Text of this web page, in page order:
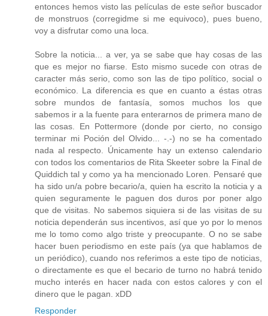
entonces hemos visto las películas de este señor buscador
de monstruos (corregidme si me equivoco), pues bueno,
voy a disfrutar como una loca.
Sobre la noticia... a ver, ya se sabe que hay cosas de las
que es mejor no fiarse. Esto mismo sucede con otras de
caracter más serio, como son las de tipo político, social o
económico. La diferencia es que en cuanto a éstas otras
sobre mundos de fantasía, somos muchos los que
sabemos ir a la fuente para enterarnos de primera mano de
las cosas. En Pottermore (donde por cierto, no consigo
terminar mi Poción del Olvido... -.-) no se ha comentado
nada al respecto. Únicamente hay un extenso calendario
con todos los comentarios de Rita Skeeter sobre la Final de
Quiddich tal y como ya ha mencionado Loren. Pensaré que
ha sido un/a pobre becario/a, quien ha escrito la noticia y a
quien seguramente le paguen dos duros por poner algo
que de visitas. No sabemos siquiera si de las visitas de su
noticia dependerán sus incentivos, así que yo por lo menos
me lo tomo como algo triste y preocupante. O no se sabe
hacer buen periodismo en este país (ya que hablamos de
un periódico), cuando nos referimos a este tipo de noticias,
o directamente es que el becario de turno no habrá tenido
mucho interés en hacer nada con estos calores y con el
dinero que le pagan. xDD
Responder